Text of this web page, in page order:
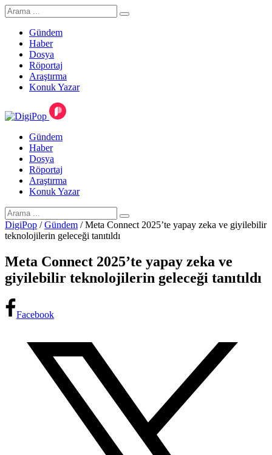
Gündem
Haber
Dosya
Röportaj
Araştırma
Konuk Yazar
Gündem
Haber
Dosya
Röportaj
Araştırma
Konuk Yazar
DigiPop /Gündem /Meta Connect 2025’te yapay zeka ve giyilebilir
teknolojilerin geleceği tanıtıldı
Meta Connect 2025’te yapay zeka ve
giyilebilir teknolojilerin geleceği tanıtıldı
Facebook